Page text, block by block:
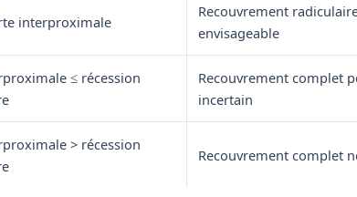
interproximale
Recouvrement
envisageable
≤ récession
Recouvrement complet
incertain
> récession
Recouvrement complet